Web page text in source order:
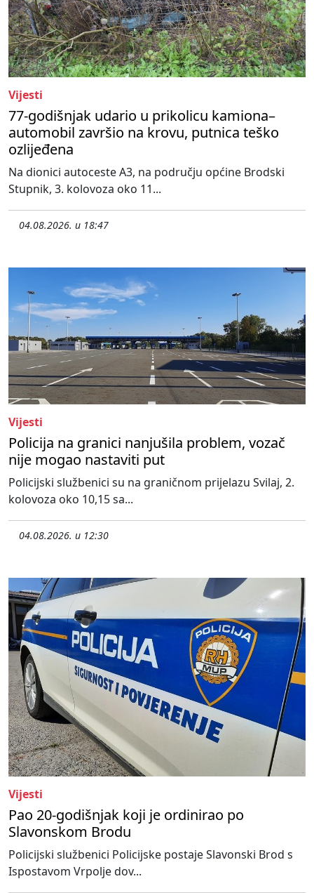
Vijesti
77-godišnjak udario u prikolicu kamiona–
automobil završio na krovu, putnica teško
ozlijeđena
Na dionici autoceste A3, na području općine Brodski
Stupnik, 3. kolovoza oko 11...
04.08.2026. u 18:47
Vijesti
Policija na granici nanjušila problem, vozač
nije mogao nastaviti put
Policijski službenici su na graničnom prijelazu Svilaj, 2.
kolovoza oko 10,15 sa...
04.08.2026. u 12:30
Vijesti
Pao 20-godišnjak koji je ordinirao po
Slavonskom Brodu
Policijski službenici Policijske postaje Slavonski Brod s
Ispostavom Vrpolje dov...